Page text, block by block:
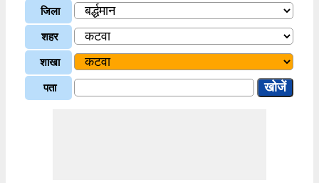
जिला
शहर
शाखा
पता